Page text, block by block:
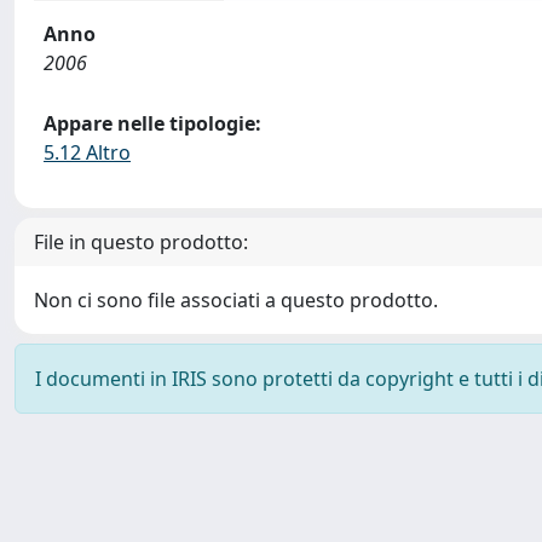
Anno
2006
Appare nelle tipologie:
5.12 Altro
File in questo prodotto:
Non ci sono file associati a questo prodotto.
I documenti in IRIS sono protetti da copyright e tutti i